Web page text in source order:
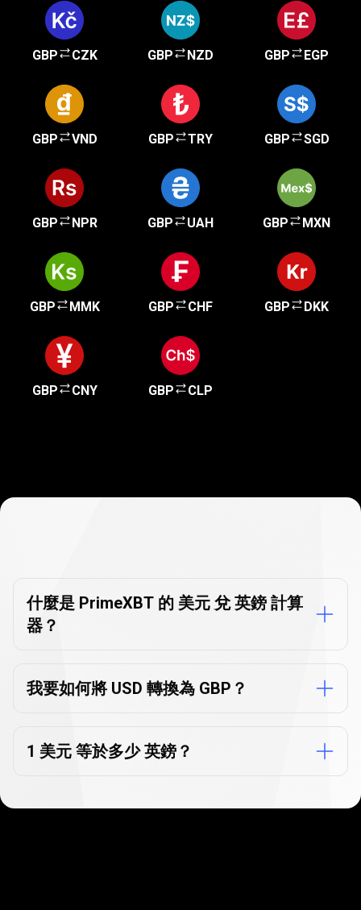
GBP CZK GBP NZD GBP EGP
GBP VND GBP TRY GBP SGD
GBP NPR GBP UAH GBP MXN
GBP MMK GBP CHF GBP DKK
GBP CNY GBP CLP
轉
常
問
什麼是 PrimeXBT 的 美元 兌 英鎊 計算
器？
我要如何將 USD 轉換為 GBP？
1 美元 等於多少 英鎊？